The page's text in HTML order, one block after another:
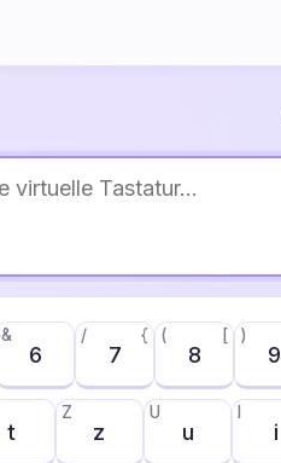
6
&
7
/ {
8
( [
9
)
t z
Z
u
U
i